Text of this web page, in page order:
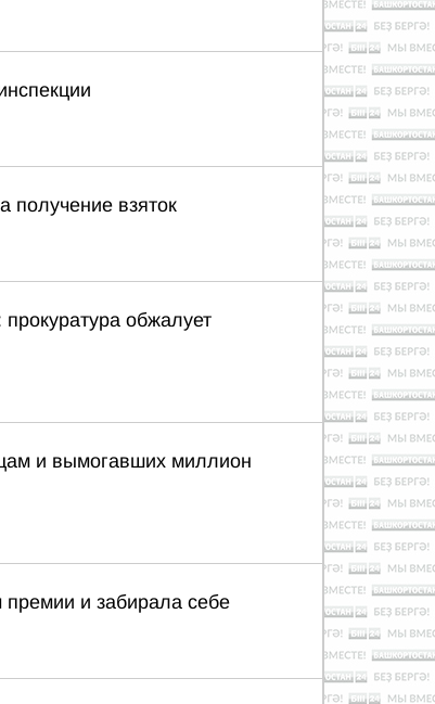
получение взяток
обжалует
и вымогавших миллион
и забирала себе